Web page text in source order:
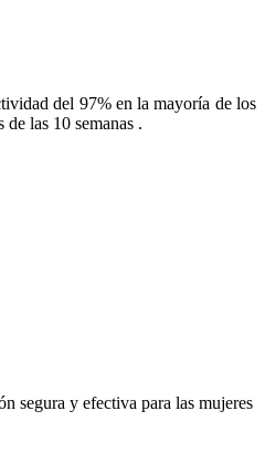
del 97% en la mayoría de los
las 10 semanas .
segura y efectiva para las mujeres